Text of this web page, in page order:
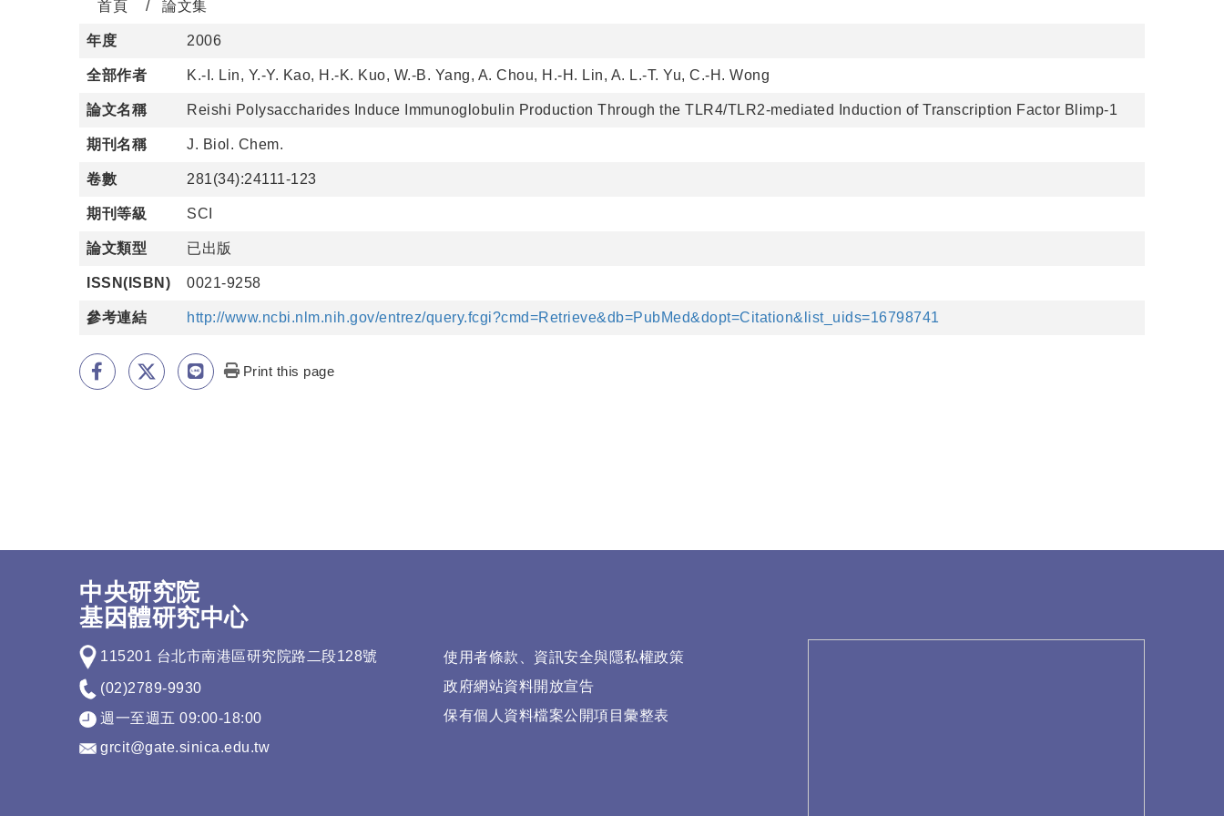
首頁 論文集
年度 2006
全部作者 K.-I. Lin, Y.-Y. Kao, H.-K. Kuo, W.-B. Yang, A. Chou, H.-H. Lin, A. L.-T. Yu, C.-H. Wong
論文名稱 Reishi Polysaccharides Induce Immunoglobulin Production Through the TLR4/TLR2-mediated Induction of Transcription Factor Blimp-1
期刊名稱 J. Biol. Chem.
卷數 281(34):24111-123
期刊等級 SCI
論文類型 已出版
ISSN(ISBN) 0021-9258
參考連結 http://www.ncbi.nlm.nih.gov/entrez/query.fcgi?cmd=Retrieve&db=PubMed&dopt=Citation&list_uids=16798741
Print this page
中央研究院
基因體研究中心
115201 台北市南港區研究院路二段128號
(02)2789-9930
週一至週五 09:00-18:00
grcit@gate.sinica.edu.tw
使用者條款、資訊安全與隱私權政策
政府網站資料開放宣告
保有個人資料檔案公開項目彙整表